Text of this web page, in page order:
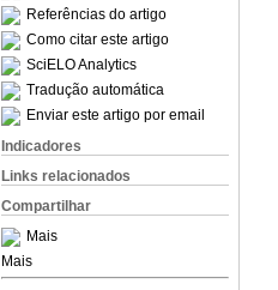
Referências do artigo
Como citar este artigo
SciELO Analytics
Tradução automática
Enviar este artigo por email
Indicadores
Links relacionados
Compartilhar
Mais
Mais